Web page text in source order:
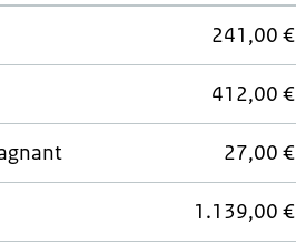
241,00 €
412,00 €
27,00 €
1.139,00 €